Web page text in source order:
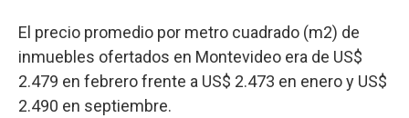
El precio promedio por metro cuadrado (m2) de
inmuebles ofertados en Montevideo era de US$
2.479 en febrero frente a US$ 2.473 en enero y US$
2.490 en septiembre.